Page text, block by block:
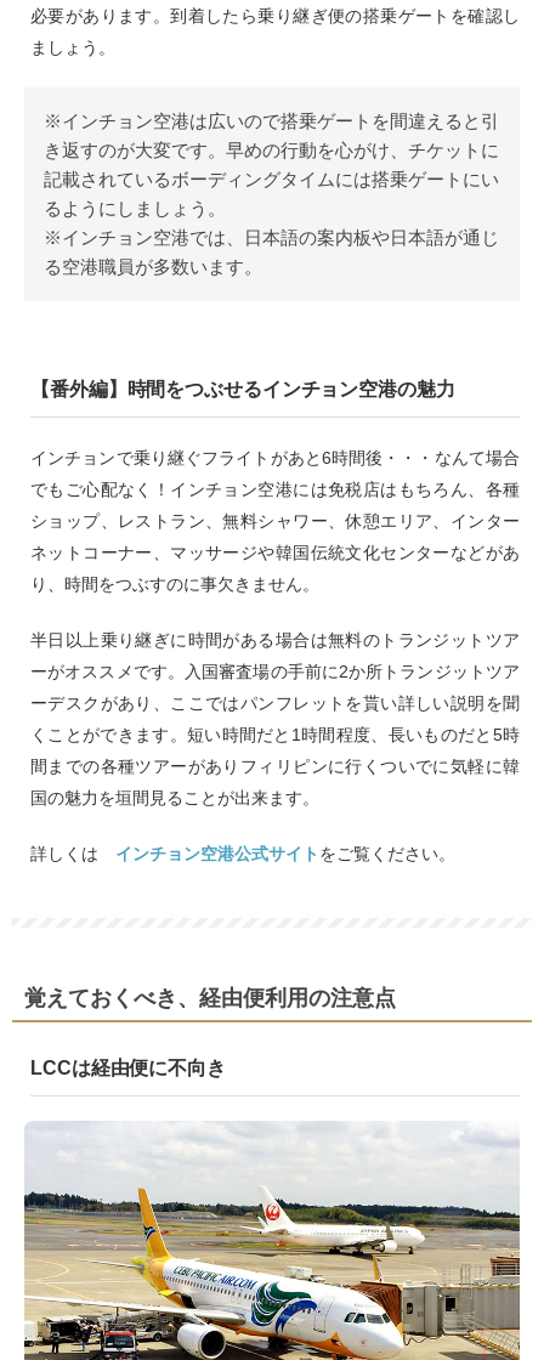
必要があります。到着したら乗り継ぎ便の搭乗ゲートを確認し
ましょう。
※インチョン空港は広いので搭乗ゲートを間違えると引
き返すのが大変です。早めの行動を心がけ、チケットに
記載されているボーディングタイムには搭乗ゲートにい
るようにしましょう。
※インチョン空港では、日本語の案内板や日本語が通じ
る空港職員が多数います。
【番外編】時間をつぶせるインチョン空港の魅力
インチョンで乗り継ぐフライトがあと6時間後・・・なんて場合
でもご心配なく！インチョン空港には免税店はもちろん、各種
ショップ、レストラン、無料シャワー、休憩エリア、インター
ネットコーナー、マッサージや韓国伝統文化センターなどがあ
り、時間をつぶすのに事欠きません。
半日以上乗り継ぎに時間がある場合は無料のトランジットツア
ーがオススメです。入国審査場の手前に2か所トランジットツア
ーデスクがあり、ここではパンフレットを貰い詳しい説明を聞
くことができます。短い時間だと1時間程度、長いものだと5時
間までの各種ツアーがありフィリピンに行くついでに気軽に韓
国の魅力を垣間見ることが出来ます。
詳しくは インチョン空港公式サイト をご覧ください。
覚えておくべき、経由便利用の注意点
LCCは経由便に不向き